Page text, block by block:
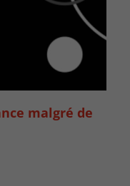
malgré de